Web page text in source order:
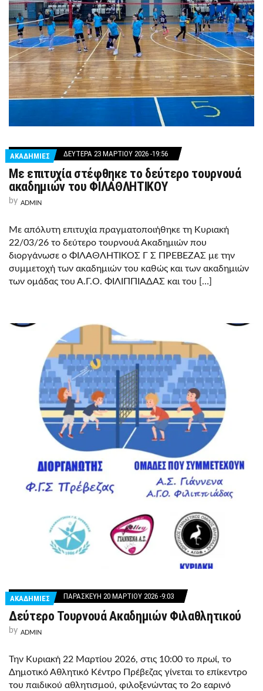
ΑΚΑΔΗΜΙΕΣ ΔΕΥΤΈΡΑ 23 ΜΑΡΤΊΟΥ 2026 -19:56
Με επιτυχία στέφθηκε το δεύτερο τουρνουά
ακαδημιών του ΦΙΛΑΘΛΗΤΙΚΟΥ
by ADMIN
Με απόλυτη επιτυχία πραγματοποιήθηκε τη Κυριακή
22/03/26 το δεύτερο τουρνουά Ακαδημιών που
διοργάνωσε ο ΦΙΛΑΘΛΗΤΙΚΟΣ Γ Σ ΠΡΕΒΕΖΑΣ με την
συμμετοχή των ακαδημιών του καθώς και των ακαδημιών
των ομάδας του Α.Γ.Ο. ΦΙΛΙΠΠΙΑΔΑΣ και του […]
ΑΚΑΔΗΜΙΕΣ ΠΑΡΑΣΚΕΥΉ 20 ΜΑΡΤΊΟΥ 2026 -9:03
Δεύτερο Τουρνουά Ακαδημιών Φιλαθλητικού
by ADMIN
Την Κυριακή 22 Μαρτίου 2026, στις 10:00 το πρωί, το
Δημοτικό Αθλητικό Κέντρο Πρέβεζας γίνεται το επίκεντρο
του παιδικού αθλητισμού, φιλοξενώντας το 2ο εαρινό